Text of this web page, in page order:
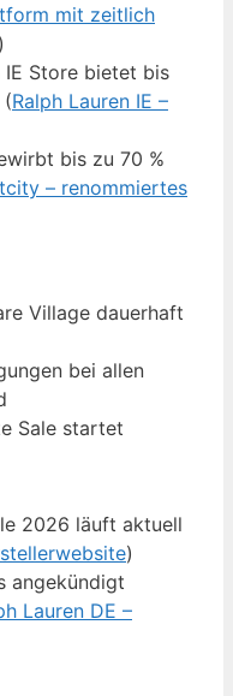
mit zeitlich
)
IE Store bietet bis
(Ralph Lauren IE –
bis zu 70 %
– renommiertes
Village dauerhaft
bei allen
Sale startet
2026 läuft aktuell
)
angekündigt
Lauren DE –